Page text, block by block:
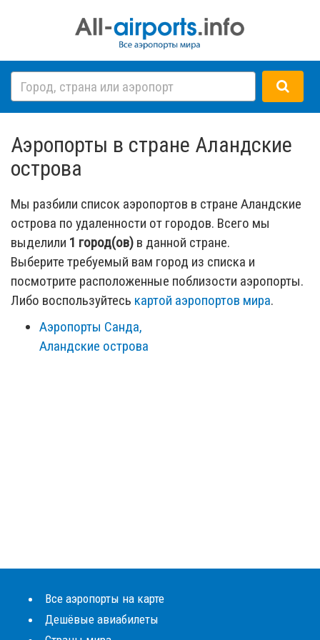
Аэропорты в стране Аландские
острова
Мы разбили список аэропортов в стране Аландские
острова по удаленности от городов. Всего мы
выделили 1 город(ов) в данной стране.
Выберите требуемый вам город из списка и
посмотрите расположенные поблизости аэропорты.
Либо воспользуйтесь картой аэропортов мира.
Аэропорты Санда,
Аландские острова
Все аэропорты на карте
Дешёвые авиабилеты